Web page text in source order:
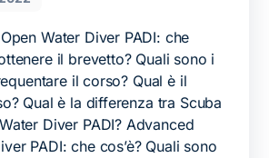
Water Diver PADI: che
il brevetto? Quali sono i
il corso? Qual è il
Qual è la differenza tra Scuba
Diver PADI? Advanced
PADI: che cos’è? Quali sono